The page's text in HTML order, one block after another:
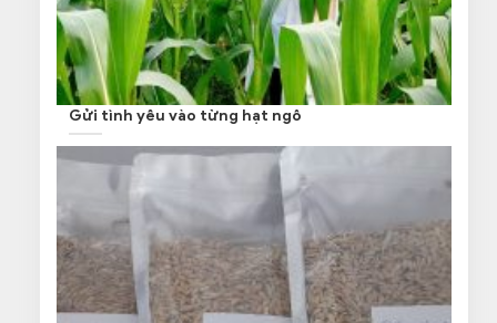
Gửi tình yêu vào từng hạt ngô